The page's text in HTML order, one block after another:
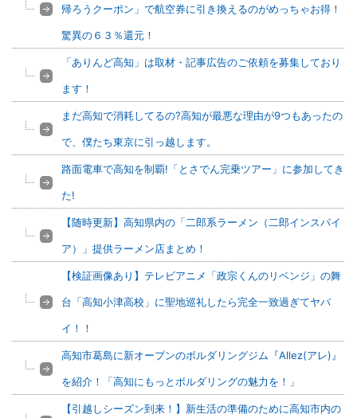
帰ろうクーポン」で航空券に引き換えるのがめっちゃお得！
驚異の６３％還元！
「ありんど高知」は取材・記事広告のご依頼を募集しており
ます！
まだ高知で消耗してるの?高知が最悪な理由が9つもあったの
で、僕たち東京に引っ越します。
路面電車で高知を制覇!「とさでん完乗ツアー」に参加してき
た!
【随時更新】高知県内の「二郎系ラーメン（二郎インスパイ
ア）」提供ラーメン店まとめ！
【検証画像あり】テレビアニメ「政宗くんのリベンジ」の舞
台「高知小津高校」に聖地巡礼したら完全一致過ぎてヤバ
イ！！
高知市葛島に新オープンのボルダリングジム『Allez(アレ)』
を紹介！「高知にもっとボルダリングの魅力を！」
【引越しシーズン到来！】新生活の準備のために高知市内の